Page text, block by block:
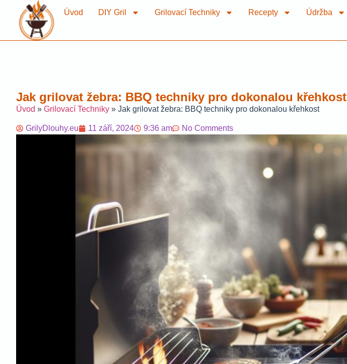
Úvod DIY Gril Grilovací Techniky Recepty Údržba
Jak grilovat žebra: BBQ techniky pro dokonalou křehkost
Úvod » Grilovací Techniky » Jak grilovat žebra: BBQ techniky pro dokonalou křehkost
GrilyDlouhy.eu 11 září, 2024 9:36 am No Comments